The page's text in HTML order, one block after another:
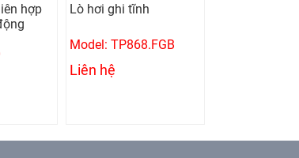
Lò hơi đốt dầu - khí -
Model: TP868.OFB
Liên hệ